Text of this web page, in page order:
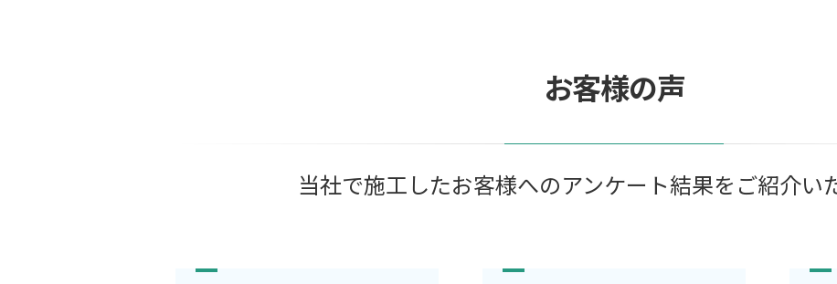
お客様の声
当社で施工したお客様へのアンケート結果をご紹介い